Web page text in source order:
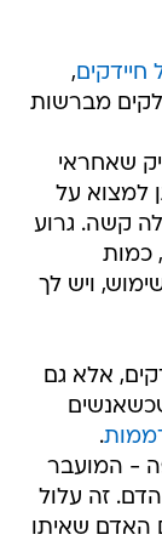
חיידקים,
מברשות
שאחראי
למצוא על
קשה. גרוע
כמות
ויש לך
אלא גם
.
- המועבר
זה עלול
האדם שאיתו